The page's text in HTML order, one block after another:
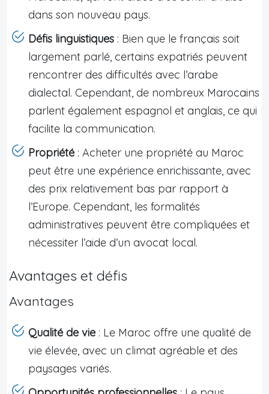
dans son nouveau pays.
Défis linguistiques : Bien que le français soit
largement parlé, certains expatriés peuvent
rencontrer des difficultés avec l’arabe
dialectal. Cependant, de nombreux Marocains
parlent également espagnol et anglais, ce qui
facilite la communication.
Propriété : Acheter une propriété au Maroc
peut être une expérience enrichissante, avec
des prix relativement bas par rapport à
l’Europe. Cependant, les formalités
administratives peuvent être compliquées et
nécessiter l’aide d’un avocat local.
Avantages et défis
Avantages
Qualité de vie : Le Maroc offre une qualité de
vie élevée, avec un climat agréable et des
paysages variés.